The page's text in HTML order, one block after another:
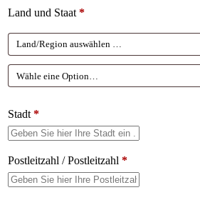
Land und Staat *
Stadt *
Postleitzahl / Postleitzahl *